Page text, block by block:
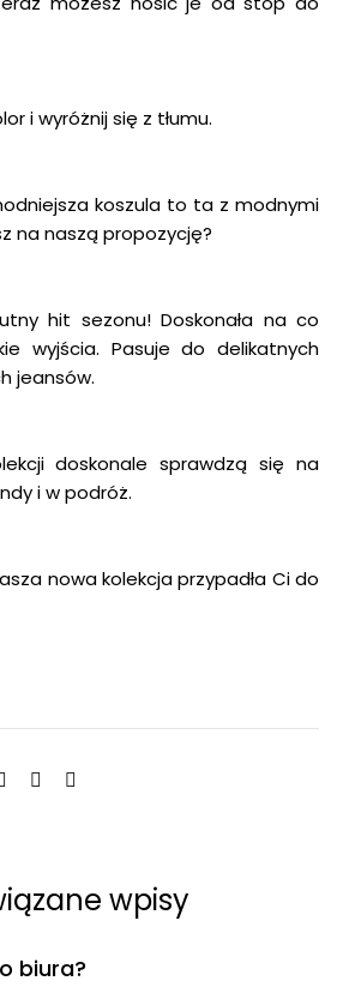
i wyróżnij się z tłumu.
koszula to ta z modnymi
na naszą propozycję?
hit sezonu! Doskonała na co
wyjścia. Pasuje do delikatnych
jeansów.
doskonale sprawdzą się na
i w podróż.
nowa kolekcja przypadła Ci do
wpisy
biura?